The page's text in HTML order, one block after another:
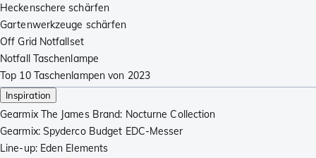
Heckenschere schärfen
Gartenwerkzeuge schärfen
Off Grid Notfallset
Notfall Taschenlampe
Top 10 Taschenlampen von 2023
Inspiration
Gearmix The James Brand: Nocturne Collection
Gearmix: Spyderco Budget EDC-Messer
Line-up: Eden Elements